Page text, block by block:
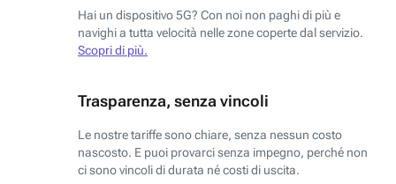
Hai un dispositivo 5G? Con noi non paghi di più e
navighi a tutta velocità nelle zone coperte dal servizio.
Scopri di più.
Trasparenza, senza vincoli
Le nostre tariffe sono chiare, senza nessun costo
nascosto. E puoi provarci senza impegno, perché non
ci sono vincoli di durata né costi di uscita.